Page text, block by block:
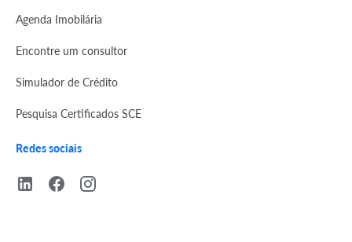
Agenda Imobilária
Encontre um consultor
Simulador de Crédito
Pesquisa Certificados SCE
Redes sociais